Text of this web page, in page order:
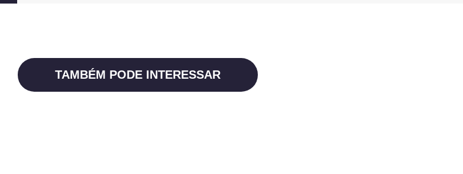
TAMBÉM PODE INTERESSAR